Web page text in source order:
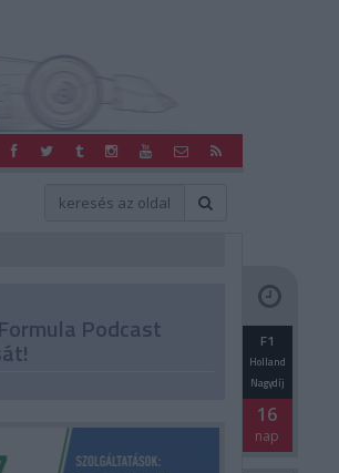
Podcast F1
Holland
Nagydíj
16
nap